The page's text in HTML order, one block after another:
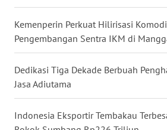
Kemenperin Perkuat Hilirisasi
Pengembangan Sentra IKM di
Dedikasi Tiga Dekade Berbuah
Jasa Adiutama
Indonesia Eksportir Tembakau
WN
KALBAR
WN
KALTENG